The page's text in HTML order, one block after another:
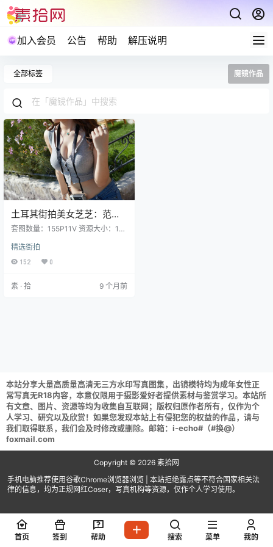
加入会员 公告 帮助 解压说明
全部标签 魔镜作品
土耳其街拍美女芝芝：范家
辉蓝色的土耳其系列高清
套图数量：155P11V 资源大小：12
清原图 解压说明：下载完成,后缀修
改为7z在进行解压 (tar格式直接解
的网盘下载享用！
精选街拍
152 0
素 · 拾 9 个月前
本站分享大量高质量高清无三方水印写真图集，出镜模特均为成年女性正
常写真无R18内容，本意仅限用于摄影爱好者提供素材与鉴赏学习。本站所
有文章、图片、资源等均为收集自互联网；版权归原作者所有，仅作为个
人学习、研究以及欣赏！如果您发现本站上有侵犯您的权益的作品，请与
我们取得联系，我们会及时修改或删除。邮箱：i-echo#（#换@）
foxmail.com
Copyright © 2026 素拾网
手机电脑推荐使用谷歌Chrome浏览器浏览 | 本站拒绝露点等不符合国家相关法
律的信息，均为正规网红Coser，写真机构等资源，仅作个人学习使用。
首页 签到 帮助 搜索 菜单 我的